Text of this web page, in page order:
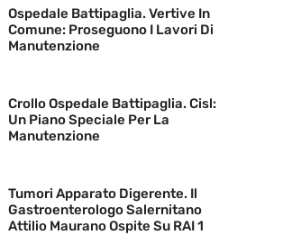
Ospedale Battipaglia. Vertive In
Comune: Proseguono I Lavori Di
Manutenzione
Crollo Ospedale Battipaglia. Cisl:
Un Piano Speciale Per La
Manutenzione
Tumori Apparato Digerente. Il
Gastroenterologo Salernitano
Attilio Maurano Ospite Su RAI 1